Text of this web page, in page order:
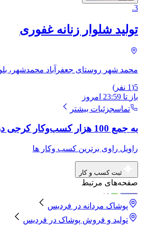
3
.
تولید شلوار زنانه غفوری
محمد شهر روستای جعفرآباد محمدشهر، بلوار
5
(
1 نفر)
باز تا 23:59 امروز
تماسجزئیات بیشتر
به جمع 100 هزار کسب‌وکار کرجی در راویل بپیوندید
راویل راوی برترین کسب وکار ها
ثبت کسب و کار
صفحه‌های مرتبط
پوشاک مردانه در فردیس
تولید و فروش پوشاک در فردیس